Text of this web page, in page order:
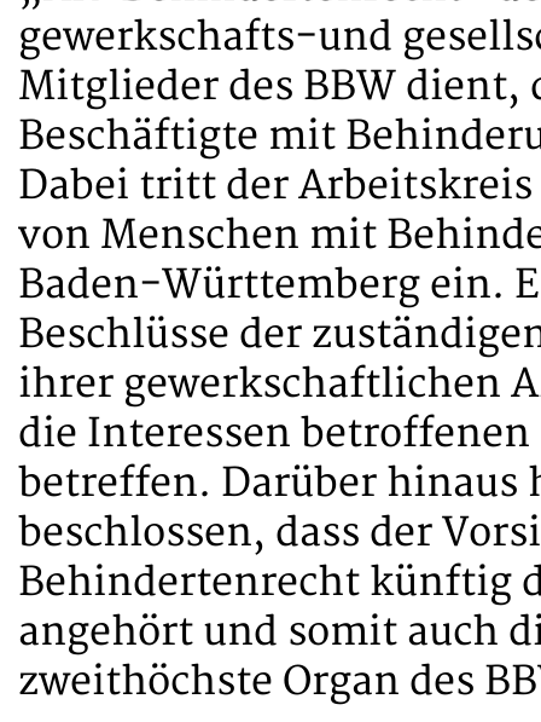
gewerkschafts-und
Mitglieder des BBW dient,
Beschäftigte mit
Dabei tritt der
von Menschen mit
Baden-Württemberg ein.
Beschlüsse der
ihrer gewerkschaftlichen
die Interessen
betreffen. Darüber hinaus
beschlossen, dass der
Behindertenrecht künftig
angehört und somit auch
zweithöchste Organ des